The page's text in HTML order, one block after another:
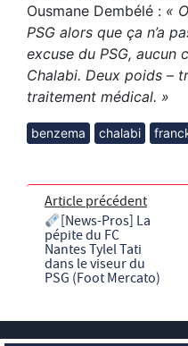
Ousmane Dembélé : «
PSG alors que ça n’a
excuse du PSG, aucun
Chalabi. Deux poids –
traitement médical. »
benzema chalabi
Article précédent
[News-Pros] La
pépite du FC
Nantes Tylel Tati
dans le viseur du
PSG (Foot Mercato)